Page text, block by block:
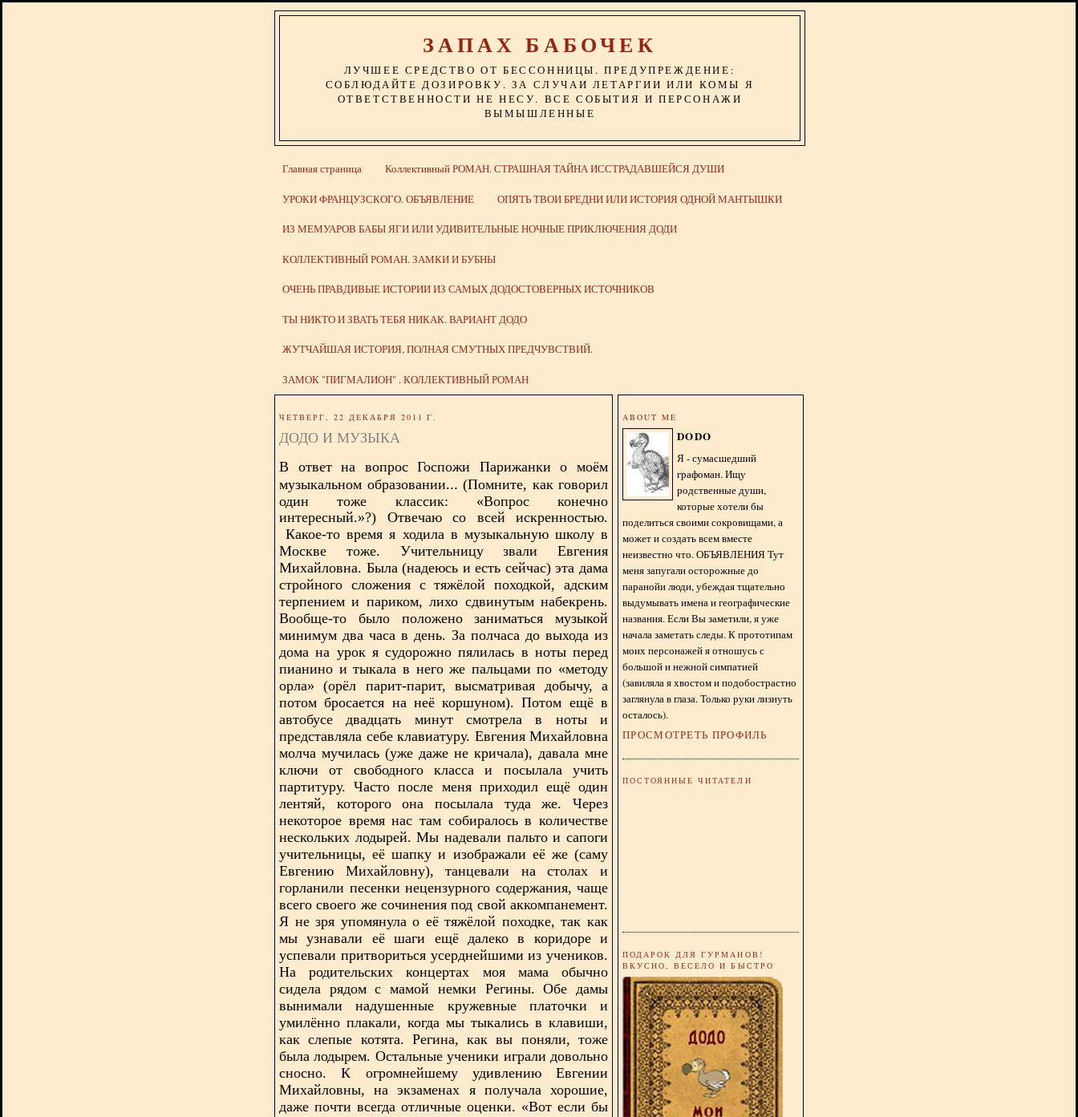
ЗАПАХ БАБОЧЕК
ЛУЧШЕЕ СРЕДСТВО ОТ БЕССОННИЦЫ. ПРЕДУПРЕЖДЕНИЕ:
СОБЛЮДАЙТЕ ДОЗИРОВКУ. ЗА СЛУЧАИ ЛЕТАРГИИ ИЛИ КОМЫ Я
ОТВЕТСТВЕННОСТИ НЕ НЕСУ. ВСЕ СОБЫТИЯ И ПЕРСОНАЖИ
ВЫМЫШЛЕННЫЕ
Главная страница Коллективный РОМАН. СТРАШНАЯ ТАЙНА ИССТРАДАВШЕЙСЯ ДУШИ
УРОКИ ФРАНЦУЗСКОГО. ОБЪЯВЛЕНИЕ ОПЯТЬ ТВОИ БРЕДНИ ИЛИ ИСТОРИЯ ОДНОЙ МАНТЫШКИ
ИЗ МЕМУАРОВ БАБЫ ЯГИ ИЛИ УДИВИТЕЛЬНЫЕ НОЧНЫЕ ПРИКЛЮЧЕНИЯ ДОДИ
КОЛЛЕКТИВНЫЙ РОМАН. ЗАМКИ И БУБНЫ
ОЧЕНЬ ПРАВДИВЫЕ ИСТОРИИ ИЗ САМЫХ ДОДОСТОВЕРНЫХ ИСТОЧНИКОВ
ТЫ НИКТО И ЗВАТЬ ТЕБЯ НИКАК. ВАРИАНТ ДОДО
ЖУТЧАЙШАЯ ИСТОРИЯ, ПОЛНАЯ СМУТНЫХ ПРЕДЧУВСТВИЙ.
ЗАМОК "ПИГМАЛИОН" . КОЛЛЕКТИВНЫЙ РОМАН
ЧЕТВЕРГ, 22 ДЕКАБРЯ 2011 Г.
ДОДО И МУЗЫКА
В ответ на вопросГоспожи Парижанки о моём
музыкальном образовании... (Помните, как говорил
один тоже классик: «Вопрос конечно
интересный.»?) Отвечаю со всей искренностью.
Какое-то время я ходила в музыкальную школу в
Москве тоже. Учительницу звали Евгения
Михайловна. Была (надеюсь и есть сейчас) эта дама
стройного сложения с тяжёлой походкой, адским
терпением и париком, лихо сдвинутым набекрень.
Вообще-то было положено заниматься музыкой
минимум два часа в день. За полчаса до выхода из
дома на урок я судорожно пялилась в ноты перед
пианино и тыкала в него же пальцами по «методу
орла» (орёл парит-парит, высматривая добычу, а
потом бросается на неё коршуном). Потом ещё в
автобусе двадцать минут смотрела в ноты и
представляла себе клавиатуру. Евгения Михайловна
молча мучилась (уже даже не кричала), давала мне
ключи от свободного класса и посылала учить
партитуру. Часто после меня приходил ещё один
лентяй, которого она посылала туда же. Через
некоторое время нас там собиралось в количестве
нескольких лодырей. Мы надевали пальто и сапоги
учительницы, её шапку и изображали её же (саму
Евгению Михайловну), танцевали на столах и
горланили песенки нецензурного содержания, чаще
всего своего же сочинения под свой аккомпанемент.
Я не зря упомянула о её тяжёлой походке, так как
мы узнавали её шаги ещё далеко в коридоре и
успевали притвориться усерднейшими из учеников.
На родительских концертах моя мама обычно
сидела рядом с мамой немки Регины. Обе дамы
вынимали надушенные кружевные платочки и
умилённо плакали, когда мы тыкались в клавиши,
как слепые котята. Регина, как вы поняли, тоже
была лодырем. Остальные ученики играли довольно
сносно. К огромнейшему удивлению Евгении
Михайловны, на экзаменах я получала хорошие,
даже почти всегда отличные оценки. «Вот если бы
ABOUT ME
DODO
Я - сумасшедший
графоман. Ищу
родственные души,
которые хотели бы
поделиться своими сокровищами, а
может и создать всем вместе
неизвестно что. ОБЪЯВЛЕНИЯ Тут
меня запугали осторожные до
паранойи люди, убеждая тщательно
выдумывать имена и географические
названия. Если Вы заметили, я уже
начала заметать следы. К прототипам
моих персонажей я отношусь с
большой и нежной симпатией
(завиляла я хвостом и подобострастно
заглянула в глаза. Только руки лизнуть
осталось).
ПРОСМОТРЕТЬ ПРОФИЛЬ
ПОСТОЯННЫЕ ЧИТАТЕЛИ
ПОДАРОК ДЛЯ ГУРМАНОВ!
ВКУСНО, ВЕСЕЛО И БЫСТРО